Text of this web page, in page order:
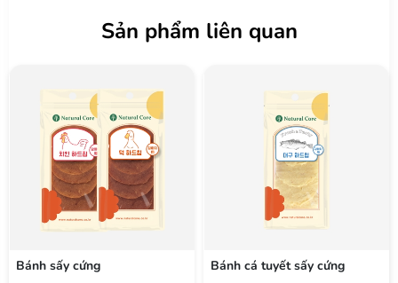
Sản phẩm liên quan
Bánh sấy cứng Bánh cá tuyết sấy cứng